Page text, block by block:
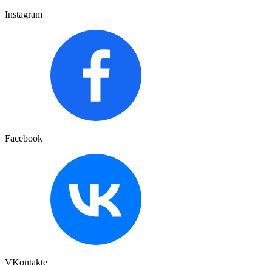
Instagram
Facebook
VKontakte